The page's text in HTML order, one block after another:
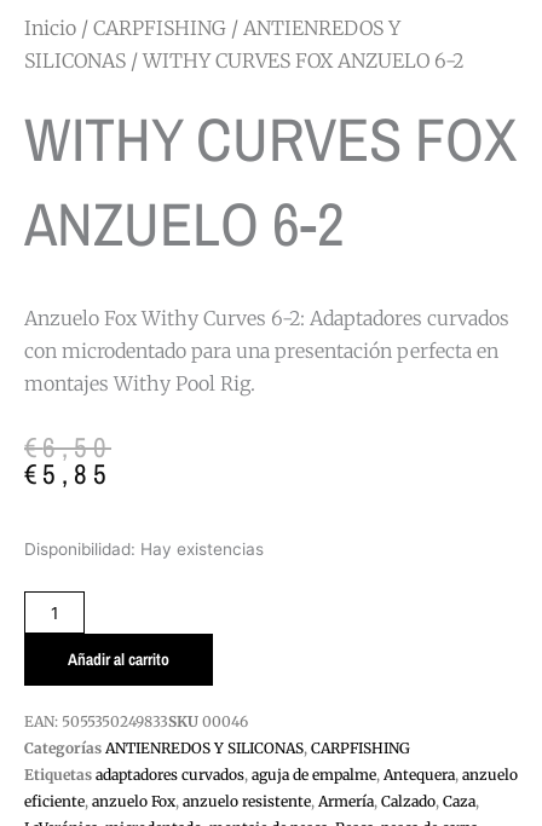
Inicio / CARPFISHING / ANTIENREDOS Y
SILICONAS / WITHY CURVES FOX ANZUELO 6-2
WITHY CURVES FOX
ANZUELO 6-2
Anzuelo Fox Withy Curves 6-2: Adaptadores curvados
con microdentado para una presentación perfecta en
montajes Withy Pool Rig.
€6,50
El
precio
original
€6,50.
€5,85
El
precio
actual
€5,85.
Disponibilidad: Hay existencias
WITHY
ANZUELO
2
Añadir al carrito
EAN: 5055350249833SKU 00046
Categorías ANTIENREDOS Y SILICONAS, CARPFISHING
Etiquetas adaptadores curvados, aguja de empalme, Antequera, anzuelo
eficiente, anzuelo Fox, anzuelo resistente, Armería, Calzado, Caza,